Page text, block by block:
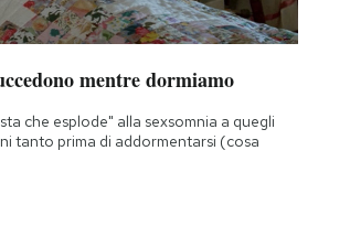
mentre dormiamo
che esplode" alla sexsomnia a quegli
tanto prima di addormentarsi (cosa